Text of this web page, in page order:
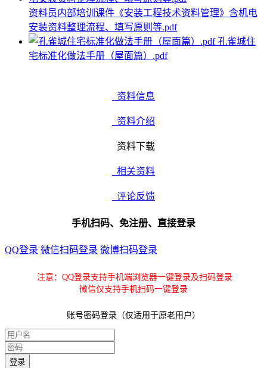
资料员内部培训课件《安装工程技术资料管理》含机电
安装资料整理流程、填写原则等.pdf
孔雀城住
宅标准化做法手册（屋面篇）.pdf
资料信息
资料介绍
资料下载
相关资料
评论反馈
手机扫码、免注册、直接登录
QQ登录 微信扫码登录 微博扫码登录
注意：QQ登录支持手机端浏览器一键登录及扫码登录
微信仅支持手机扫码一键登录
账号密码登录（仅适用于原老用户）